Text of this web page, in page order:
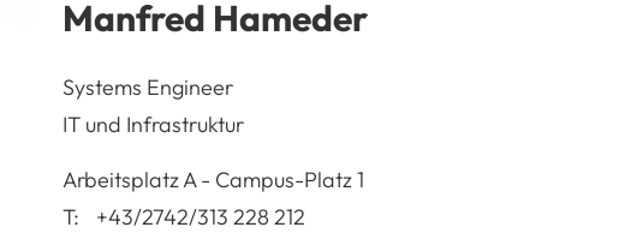
Manfred Hameder
Systems Engineer
IT und Infrastruktur
ArbeitsplatzA - Campus-Platz 1A-3100
St. Pölten
T:
+43/2742/313 228 212